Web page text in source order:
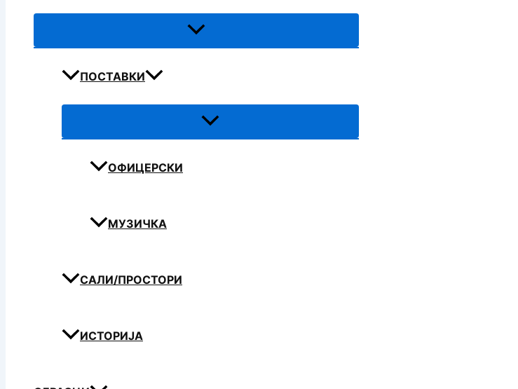
ПОСТАВКИ
ОФИЦЕРСКИ
МУЗИЧКА
САЛИ/ПРОСТОРИ
ИСТОРИЈА